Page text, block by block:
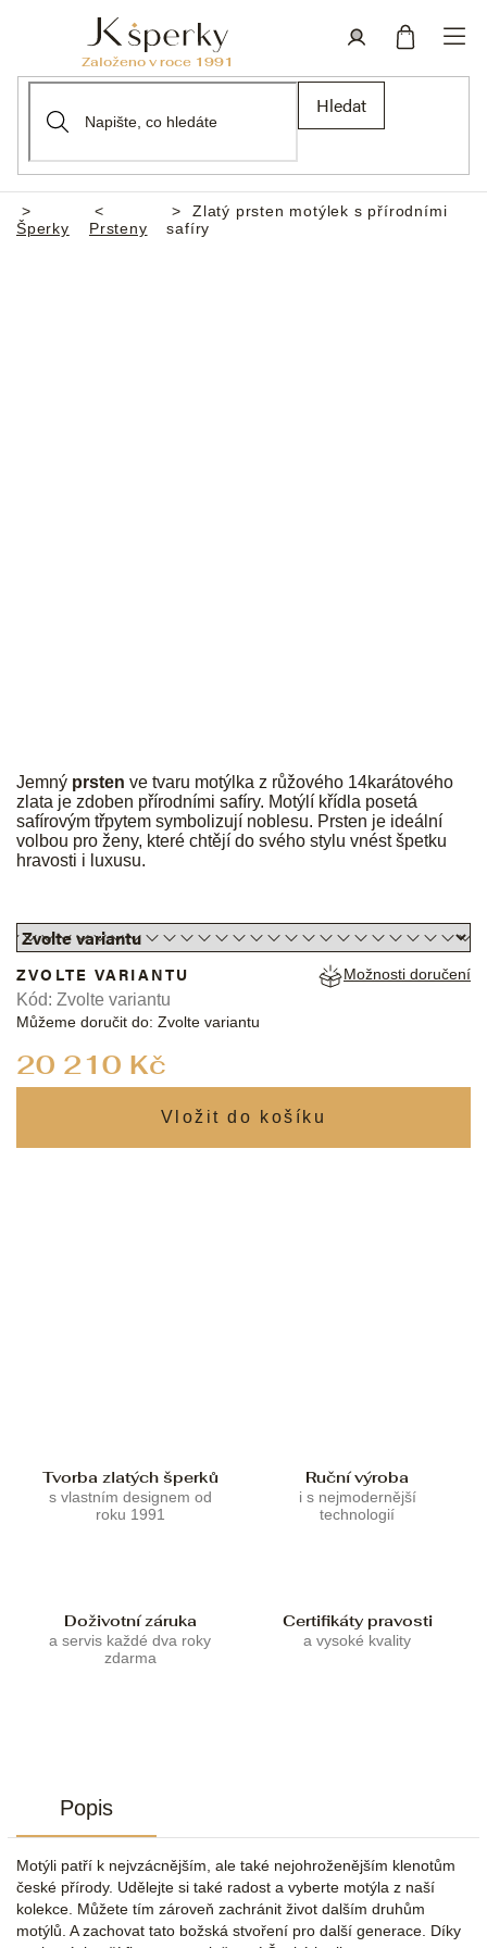
Hledat
Domů
Šperky Prsteny
Zlatý prsten motýlek s přírodními
safíry
Jemný prsten ve tvaru motýlka z růžového 14karátového
zlata je zdoben přírodními safíry. Motýlí křídla posetá
safírovým třpytem symbolizují noblesu. Prsten je ideální
volbou pro ženy, které chtějí do svého stylu vnést špetku
hravosti i luxusu.
20 210 Kč
ZVOLTE VARIANTU
Můžeme doručit do: Zvolte variantu
Možnosti doručení
Kód: Zvolte variantu
Tvorba zlatých šperků
s vlastním designem od
roku 1991
Ruční výroba
i s nejmodernější
technologií
Doživotní záruka
a servis každé dva roky
zdarma
Certifikáty pravosti
a vysoké kvality
Popis
Motýli patří k nejvzácnějším, ale také nejohroženějším klenotům
české přírody. Udělejte si také radost a vyberte motýla z naší
kolekce. Můžete tím zároveň zachránit život dalším druhům
motýlů. A zachovat tato božská stvoření pro další generace. Díky